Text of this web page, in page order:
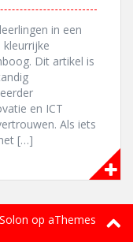
in een
kleurrijke
Dit artikel is
en ICT
Als iets
[…]
Solon op aThemes